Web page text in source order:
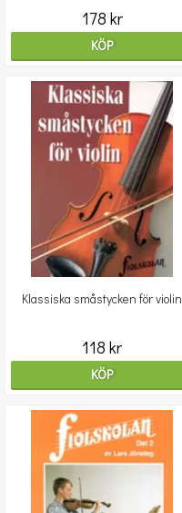
178 kr
KÖP
Klassiska småstycken för violin
118 kr
KÖP